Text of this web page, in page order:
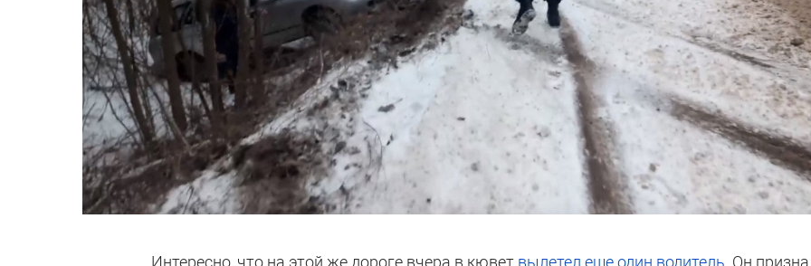
Интересно, что на этой же дороге вчера в кювет вылетел еще один водитель. Он